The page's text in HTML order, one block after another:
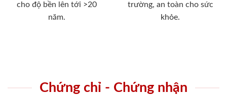
cho độ bền lên tới >20
năm.
trường, an toàn cho sức
khỏe.
Chứng chỉ - Chứng nhận